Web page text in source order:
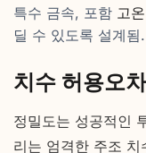
특수 금속, 포함 고
딜 수 있도록 설계됨.
치수 허용오
정밀도는 성공적인
리는 엄격한 주조